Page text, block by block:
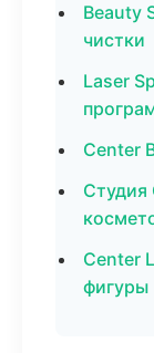
Beauty
чистки
Laser
Center
Студия
Center
фигуры